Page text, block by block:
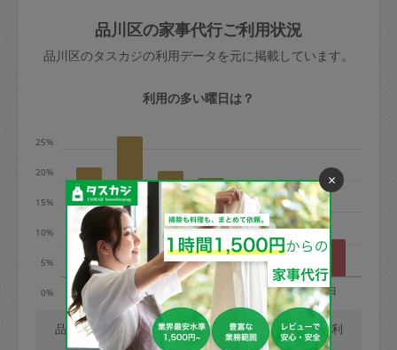
依頼者不在による当日キャンセル＝依頼
金額の100%＋交通費全額
※例：依頼日時／土曜日午前9時開始の場
50%
金曜日9時～土曜日8時まで＝依頼金額の
100%
土曜日8時〜実施時間＝依頼金額の100%
＋交通費全額
依頼者不在による当日キャンセル＝依頼
金額の100%＋交通費全額
きた場合は損害保険の対象外となるので
ご注意ください。
玉、など
あわせてこちらも参照ください：初めて
はありますか？
品川区の家事代行ご利用状況
品川区のタスカジの利用データを元に掲載しています。
利用の多い曜日は？
0%
5%
10%
15%
20%
25%
月 火 木 土 日
品川区では、毎週火曜日の利用が最も多く、日曜日の利
×